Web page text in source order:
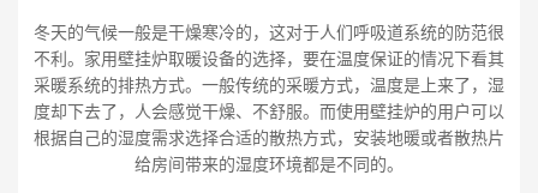
冬天的气候一般是干燥寒冷的，这对于人们呼吸道系统的防范很
不利。家用壁挂炉取暖设备的选择，要在温度保证的情况下看其
采暖系统的排热方式。一般传统的采暖方式，温度是上来了，湿
度却下去了，人会感觉干燥、不舒服。而使用壁挂炉的用户可以
根据自己的湿度需求选择合适的散热方式，安装地暖或者散热片
给房间带来的湿度环境都是不同的。